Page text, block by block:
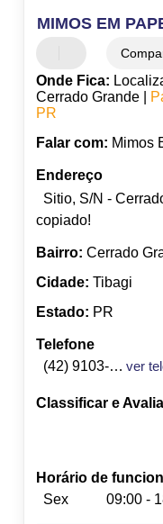
MIMOS EM
Onde Fica:
Cerrado Grande |
PR
Falar com: Mimos
Endereço
Sitio, S/N -
copiado!
Bairro: Cerrado
Cidade: Tibagi
Estado: PR
Telefone
(42) 9103-5893
ver
Classificar e
Horário de
Sex
09:00 -